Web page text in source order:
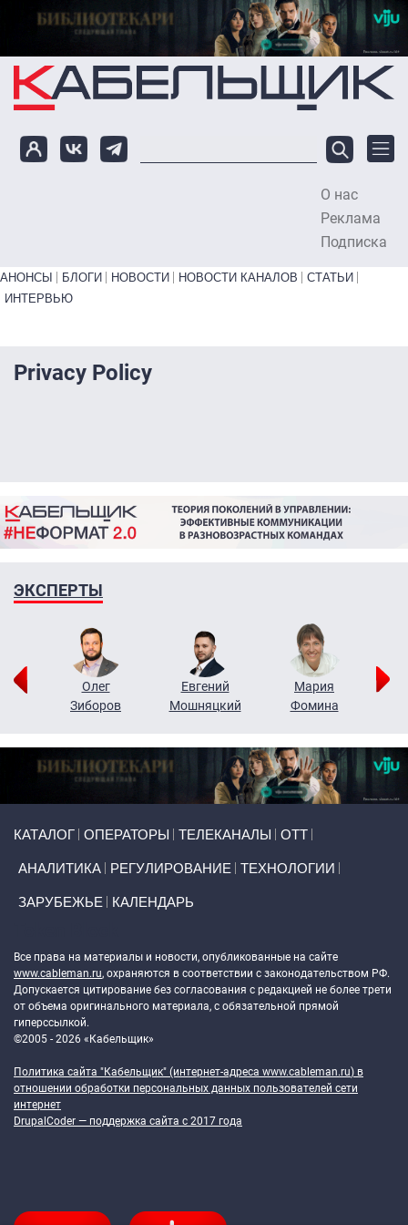
Перейти к основному содержанию
О нас
Реклама
Подписка
Primary links bottom
АНОНСЫ БЛОГИ НОВОСТИ НОВОСТИ КАНАЛОВ
СТАТЬИ
ИНТЕРВЬЮ
Privacy Policy
ЭКСПЕРТЫ
Олег
Зиборов
Евгений
Мошняцкий
Мария
Фомина
КАТАЛОГ ОПЕРАТОРЫ ТЕЛЕКАНАЛЫ ОТТ
АНАЛИТИКА РЕГУЛИРОВАНИЕ ТЕХНОЛОГИИ
ЗАРУБЕЖЬЕ КАЛЕНДАРЬ
Все права на материалы и новости, опубликованные на сайте
www.cableman.ru, охраняются в соответствии с законодательством РФ.
Допускается цитирование без согласования с редакцией не более трети
от объема оригинального материала, с обязательной прямой
гиперссылкой.
©2005 - 2026 «Кабельщик»
Политика сайта "Кабельщик" (интернет-адреса www.cableman.ru) в
отношении обработки персональных данных пользователей сети
интернет
DrupalCoder — поддержка сайта c 2017 года